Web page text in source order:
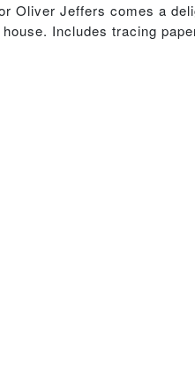
Oliver Jeffers comes a
Includes tracing